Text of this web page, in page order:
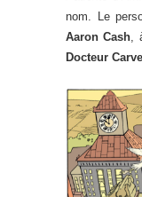
nom. Le
Aaron Cash,
Docteur